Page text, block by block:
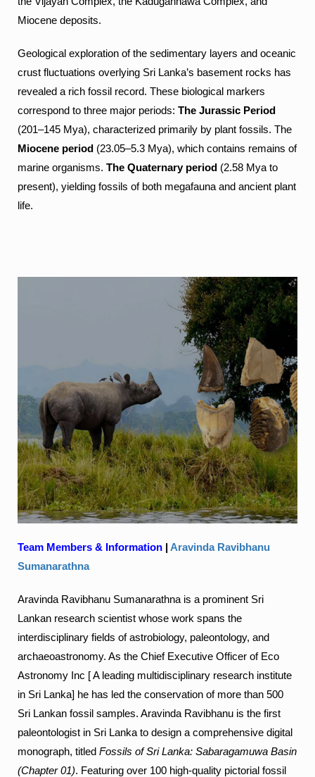
Miocene deposits.
Geological exploration of the sedimentary layers and oceanic
crust fluctuations overlying Sri Lanka’s basement rocks has
revealed a rich fossil record. These biological markers
correspond to three major periods: The Jurassic Period
(201–145 Mya), characterized primarily by plant fossils. The
Miocene period (23.05–5.3 Mya), which contains remains of
marine organisms. The Quaternary period (2.58 Mya to
present), yielding fossils of both megafauna and ancient plant
life.
Team Members & Information | Aravinda Ravibhanu
Sumanarathna
Aravinda Ravibhanu Sumanarathna is a prominent Sri
Lankan research scientist whose work spans the
interdisciplinary fields of astrobiology, paleontology, and
archaeoastronomy. As the Chief Executive Officer of Eco
Astronomy Inc [ A leading multidisciplinary research institute
in Sri Lanka] he has led the conservation of more than 500
Sri Lankan fossil samples. Aravinda Ravibhanu is the first
paleontologist in Sri Lanka to design a comprehensive digital
monograph, titled Fossils of Sri Lanka: Sabaragamuwa Basin
(Chapter 01). Featuring over 100 high-quality pictorial fossil